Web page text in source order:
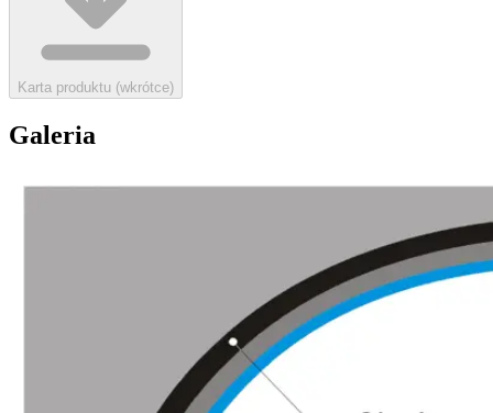
Karta produktu (wkrótce)
Galeria